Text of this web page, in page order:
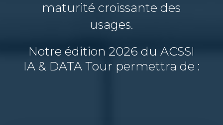
maturité croissante des
usages.
Notre édition 2026 du ACSSI
IA & DATA Tour permettra de :